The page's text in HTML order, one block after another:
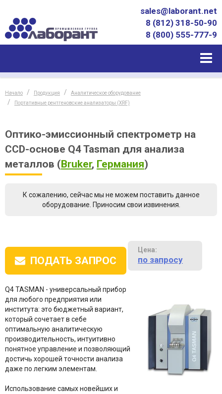
sales@laborant.net
8 (812) 318-50-90
8 (800) 555-777-9
Начало Продукция
Аналитическое оборудование
Портативные рентгеновские анализаторы (XRF)
Оптико-эмиссионный спектрометр на
CCD-основе Q4 Tasman для анализа
металлов (Bruker, Германия)
К сожалению, сейчас мы не можем поставить данное
оборудование. Приносим свои извинения.
ПОДАТЬ ЗАПРОС
Цена:
по запросу
Q4 TASMAN - универсальный прибор
для любого предприятия или
института: это бюджетный вариант,
который сочетает в себе
оптимальную аналитическую
производительность, интуитивно
понятное управление и позволяющий
достичь хорошей точности анализа
даже по легким элементам.
Использование самых новейших и